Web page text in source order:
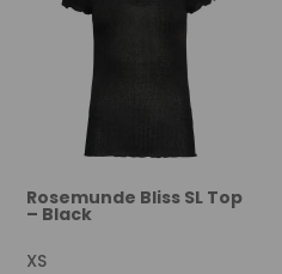
Rosemunde Bliss SL Top
– Black
XS